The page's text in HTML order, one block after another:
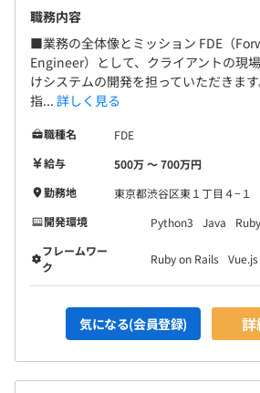
活用した独自アプローチが特徴です。
自社開発の「エレメンタルラボ」を
非認知能力の両面からエンジニアの
す。
入社時のスキルチェックをもとに個
「ティーチング」「コーチング」「
のアプローチで効果的な成長を促進し
有料API補助(年額30万円)
定期的なスキルアセスメント
「一時的な『すごく良い』技術より
『良い』技術者」の育成を目指し、
職務内容
■業務の全体像とミッション FDE（
Engineer）として、クライアントの現
けシステムの開発を担っていただきます
指... 詳しく見る
職種名
FDE
給与
500万 〜 700万円
勤務地
東京都渋谷区東１丁目４−１
開発環境
Python3 Java Ruby
フレームワー
ク
Ruby on Rails Vue.js
気になる(会員登録) 詳